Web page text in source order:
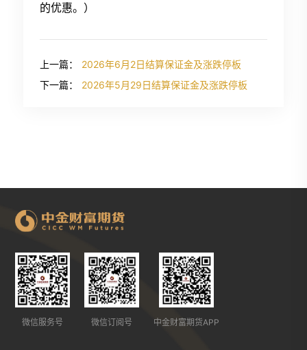
的优惠。）
上一篇：
2026年6月2日结算保证金及涨跌停板
下一篇：
2026年5月29日结算保证金及涨跌停板
微信服务号 微信订阅号 中金财富期货APP